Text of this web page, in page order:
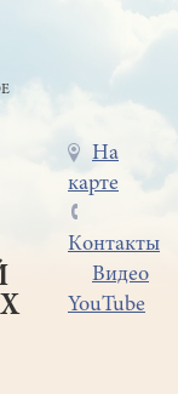
Меню
в
шапке
На
карте
Контакты
Видео
YouTube